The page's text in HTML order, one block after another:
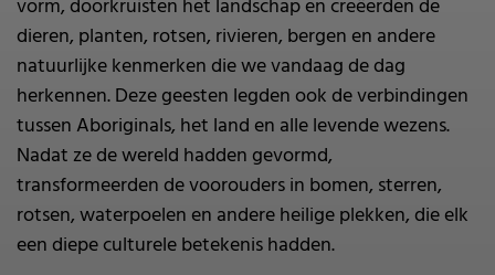
vorm, doorkruisten het landschap en creëerden de
dieren, planten, rotsen, rivieren, bergen en andere
natuurlijke kenmerken die we vandaag de dag
herkennen. Deze geesten legden ook de verbindingen
tussen Aboriginals, het land en alle levende wezens.
Nadat ze de wereld hadden gevormd,
transformeerden de voorouders in bomen, sterren,
rotsen, waterpoelen en andere heilige plekken, die elk
een diepe culturele betekenis hadden.